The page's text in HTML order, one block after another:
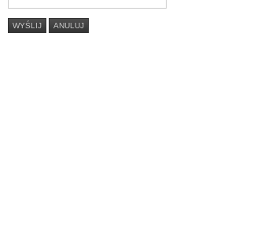
WYŚLIJ ANULUJ